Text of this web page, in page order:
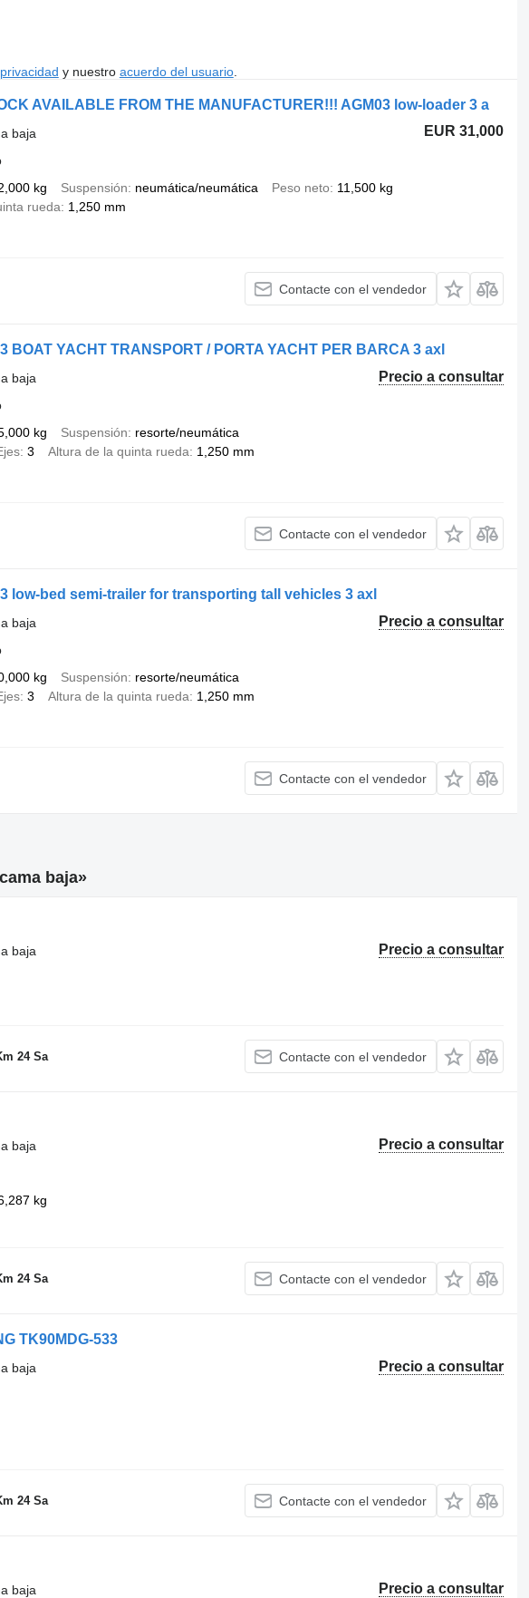
y nuestro acuerdo del usuario.
AVAILABLE FROM THE MANUFACTURER!!! AGM03 low-loader 3 a
EUR 31,000
baja
kg Suspensión neumática/neumática Peso neto
11,500 kg
rueda 1,250 mm
Contacte con el vendedor
BOAT YACHT TRANSPORT / PORTA YACHT PER BARCA 3 axl
Precio a consultar
baja
kg Suspensión
resorte/neumática
3 Altura de la quinta rueda 1,250 mm
Contacte con el vendedor
low-bed semi-trailer for transporting tall vehicles 3 axl
Precio a consultar
baja
kg Suspensión
resorte/neumática
3 Altura de la quinta rueda 1,250 mm
Contacte con el vendedor
baja»
Precio a consultar
baja
24 Sa Contacte con el vendedor
Precio a consultar
baja
kg
24 Sa Contacte con el vendedor
TK90MDG-533
Precio a consultar
baja
24 Sa Contacte con el vendedor
Precio a consultar
baja